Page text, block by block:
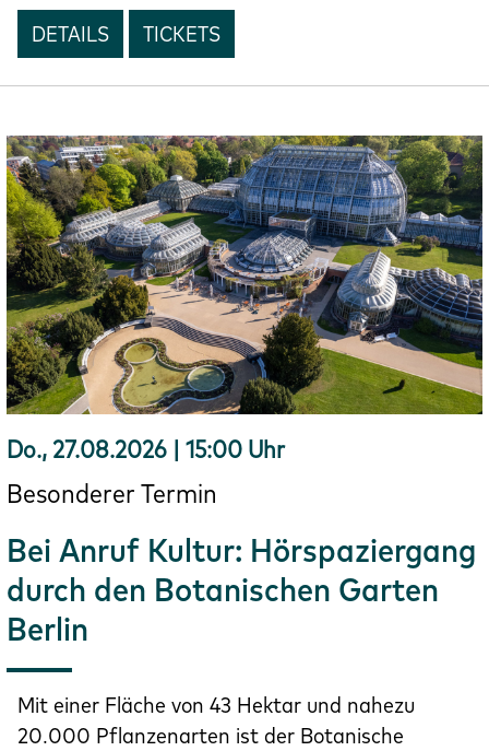
DETAILS TICKETS
Do., 27.08.2026 | 15:00 Uhr
Besonderer Termin
Bei Anruf Kultur: Hörspaziergang
durch den Botanischen Garten
Berlin
Mit einer Fläche von 43 Hektar und nahezu
20.000 Pflanzenarten ist der Botanische